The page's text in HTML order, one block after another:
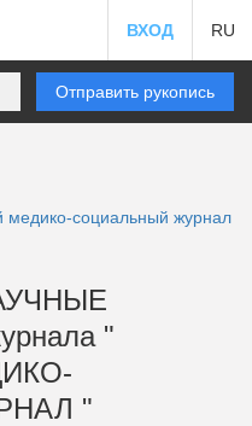
ВХОД RU
Отправить рукопись
медико-социальный журнал
"
"